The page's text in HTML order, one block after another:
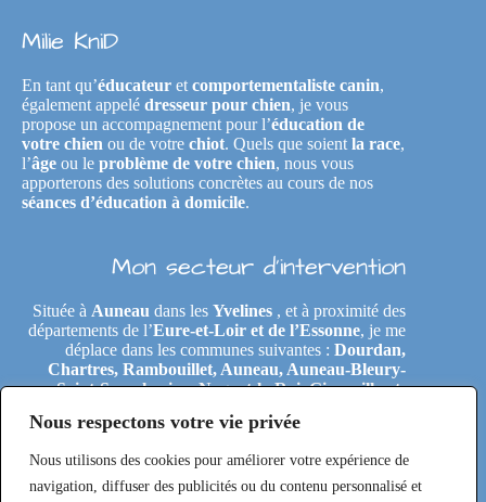
Nous respectons votre vie privée
Nous utilisons des cookies pour améliorer votre expérience de
navigation, diffuser des publicités ou du contenu personnalisé et
Milie KniD
En tant qu’éducateur et comportementaliste canin,
également appelé dresseur pour chien, je vous
propose un accompagnement pour l’éducation de
votre chien ou de votre chiot. Quels que soient la race,
l’âge ou le problème de votre chien, nous vous
apporterons des solutions concrètes au cours de nos
séances d’éducation à domicile.
Mon secteur d’intervention
Située à Auneau dans lesYvelines , et à proximité des
départements de l’Eure-et-Loir et de l’Essonne, je me
déplace dans les communes suivantes :Dourdan,
Chartres, Rambouillet, Auneau, Auneau-Bleury-
Saint-Symphorien, Nogent-le-Roi, Gironville-et-
Maintenon, Épernon, Le Perray-en-Yvelines,
Saint-Arnoult-en-Yvelines, Étréchy, Morigny-
Champigny, Saclas, Toury, Eole-en-Beauce, Les